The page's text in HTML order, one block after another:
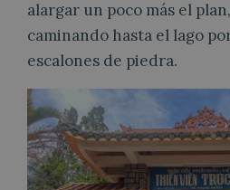
alargar un poco más el
caminando hasta el lago
escalones de piedra.